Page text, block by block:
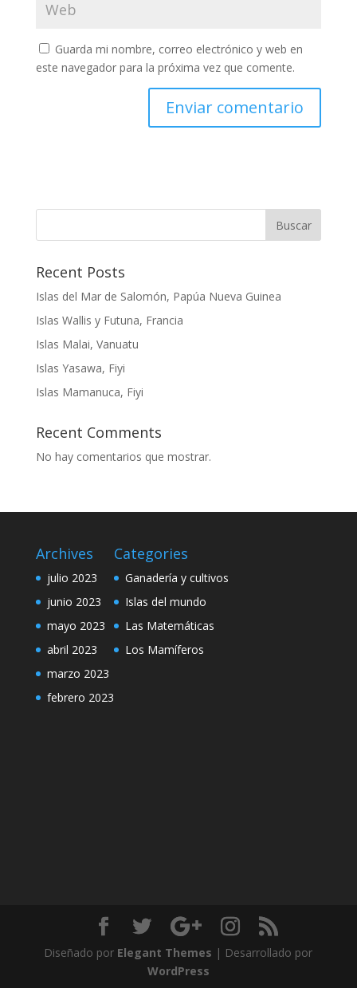
Guarda mi nombre, correo electrónico y web en
este navegador para la próxima vez que comente.
Buscar
Recent Posts
Islas del Mar de Salomón, Papúa Nueva Guinea
Islas Wallis y Futuna, Francia
Islas Malai, Vanuatu
Islas Yasawa, Fiyi
Islas Mamanuca, Fiyi
Recent Comments
No hay comentarios que mostrar.
Archives
julio 2023
junio 2023
mayo 2023
abril 2023
marzo 2023
febrero 2023
Categories
Ganadería y cultivos
Islas del mundo
Las Matemáticas
Los Mamíferos
Diseñado por Elegant Themes | Desarrollado por
WordPress